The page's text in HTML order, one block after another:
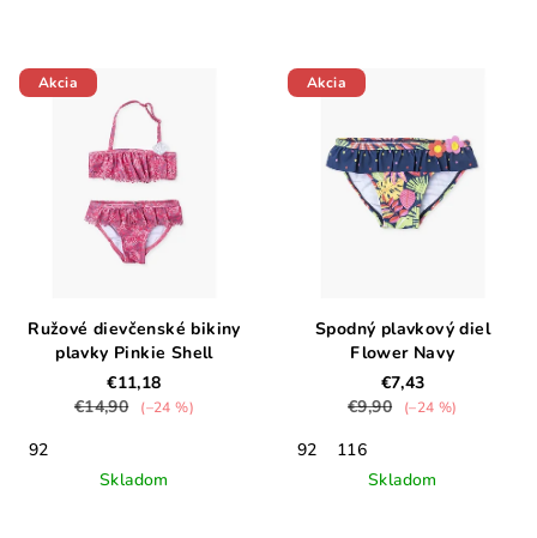
Akcia
Ružové dievčenské bikiny
plavky Pinkie Shell
€11,18
€14,90
(–24 %)
92
Skladom
Akcia
Spodný plavkový diel
Flower Navy
€7,43
€9,90
(–24 %)
92
116
Skladom